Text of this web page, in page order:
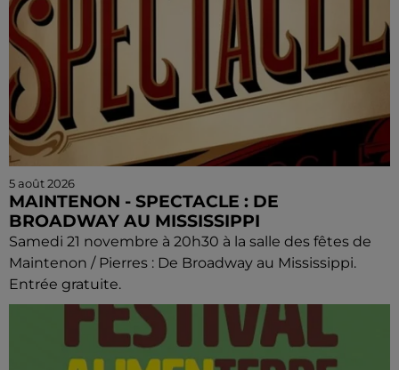
5 août 2026
MAINTENON - SPECTACLE : DE
BROADWAY AU MISSISSIPPI
Samedi 21 novembre à 20h30 à la salle des fêtes de
Maintenon / Pierres : De Broadway au Mississippi.
Entrée gratuite.